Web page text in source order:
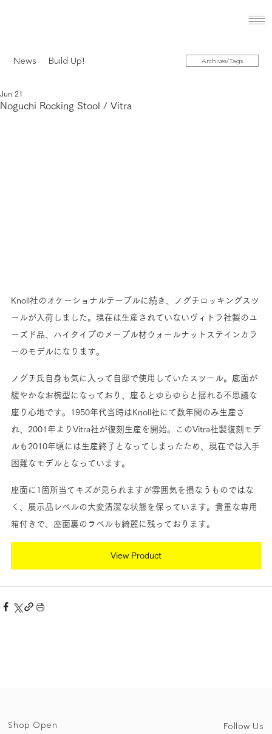
Noguchi Rocking Stool / Vitra
Jun 21
Knoll社のオケーショナルテーブルに続き、ノグチロッキングスツ
ールが入荷しました。現在は生産されていないヴィトラ社製のユ
ーズド品、ハイタイプのメープル材ウォールナットステインカラ
ーのモデルになります。
ノグチ氏自身も気に入って自邸で使用していたスツール。底面が
緩やかなお椀型になっており、座るとゆらゆらと揺れる不思議な
座り心地です。1950年代当時はKnoll社にて数年間のみ生産さ
れ、2001年よりVitra社が復刻生産を開始。このVitra社製復刻モデ
ルも2010年頃には生産終了となってしまったため、現在では入手
困難なモデルとなっています。
座面に1箇所当てキズが見られますが雰囲気を損なうものではな
く、展示品レベルの大変清潔な状態を保っています。貴重な専用
箱付きで、座面裏のラベルも綺麗に残っております。
View Product
News Build Up! Archives/Tags
Shop Open
Follow Us